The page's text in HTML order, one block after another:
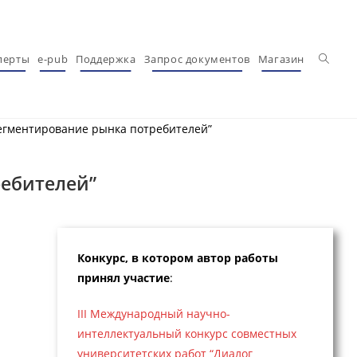
e-pub Поддержка Запрос документов Магазин
рынка потребителей”
Конкурс, в котором автор работы
принял участие:
III Международный научно-
интеллектуальный конкурс совместных
университетских работ “Диалог